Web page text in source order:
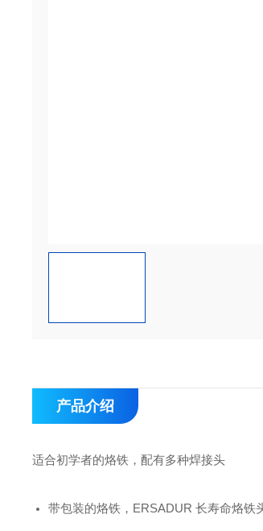
产品介绍
适合初学者的烙铁，配有多种焊接头
带包装的烙铁，ERSADUR 长寿命烙铁